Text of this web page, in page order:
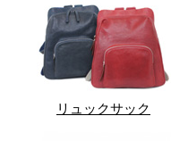
リュックサック